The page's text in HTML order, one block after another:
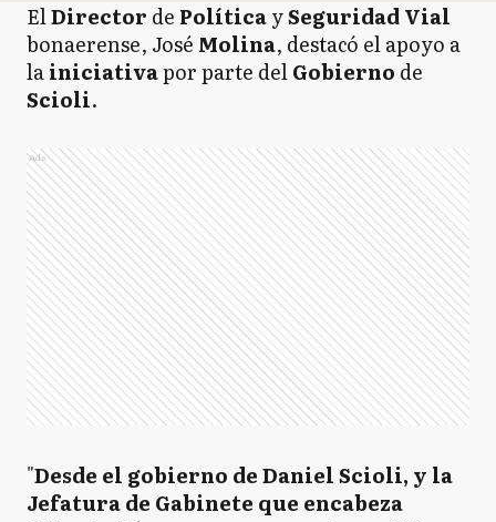
ElDirector de PolíticaySeguridad Vial
bonaerense, José Molina, destacó el apoyo a
lainiciativapor parte delGobierno de
Scioli.
Ads
"Desde el gobierno de Daniel Scioli, y la
Jefatura de Gabinete que encabeza